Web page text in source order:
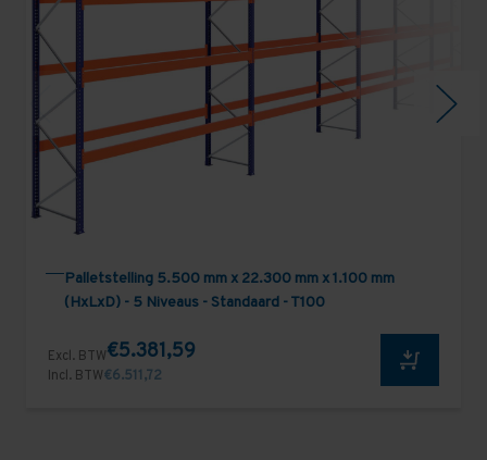
Palletstelling 5.500 mm x 22.300 mm x 1.100 mm
(HxLxD) - 5 Niveaus - Standaard - T100
Excl. BTW€5.381,59
Incl. BTW€6.511,72